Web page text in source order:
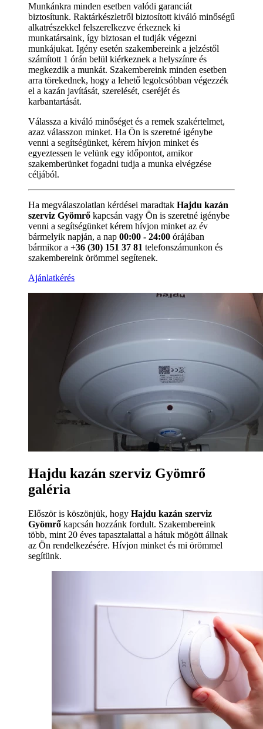
Munkánkra minden esetben valódi garanciát
biztosítunk. Raktárkészletről biztosított kiváló minőségű
alkatrészekkel felszerelkezve érkeznek ki
munkatársaink, így biztosan el tudják végezni
munkájukat. Igény esetén szakembereink a jelzéstől
számított 1 órán belül kiérkeznek a helyszínre és
megkezdik a munkát. Szakembereink minden esetben
arra törekednek, hogy a lehető legolcsóbban végezzék
el a kazán javítását, szerelését, cseréjét és
karbantartását.
Válassza a kiváló minőséget és a remek szakértelmet,
azaz válasszon minket. Ha Ön is szeretné igénybe
venni a segítségünket, kérem hívjon minket és
egyeztessen le velünk egy időpontot, amikor
szakemberünket fogadni tudja a munka elvégzése
céljából.
Ha megválaszolatlan kérdései maradtak Hajdu kazán
szerviz Gyömrő kapcsán vagy Ön is szeretné igénybe
venni a segítségünket kérem hívjon minket az év
bármelyik napján, a nap 00:00 - 24:00 órájában
bármikor a +36 (30) 151 37 81 telefonszámunkon és
szakembereink örömmel segítenek.
Ajánlatkérés
Hajdu kazán szerviz Gyömrő
galéria
Először is köszönjük, hogy Hajdu kazán szerviz
Gyömrő kapcsán hozzánk fordult. Szakembereink
több, mint 20 éves tapasztalattal a hátuk mögött állnak
az Ön rendelkezésére. Hívjon minket és mi örömmel
segítünk.